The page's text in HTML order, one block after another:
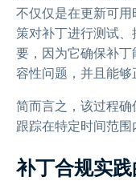
不仅仅是在更新可
策对补丁进行测试
要，因为它确保补
容性问题，并且能够
简而言之，该过程
跟踪在特定时间范围
补丁合规实